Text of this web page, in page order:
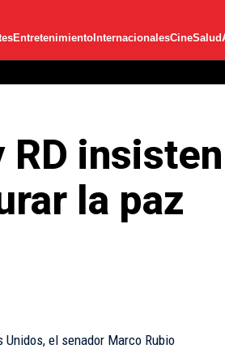
Entretenimiento InternacionalesCineSalud
RD
la paz
el senador Marco Rubio